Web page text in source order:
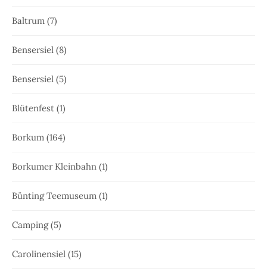
Baltrum (7)
Bensersiel (8)
Bensersiel (5)
Blütenfest (1)
Borkum (164)
Borkumer Kleinbahn (1)
Bünting Teemuseum (1)
Camping(5)
Carolinensiel (15)